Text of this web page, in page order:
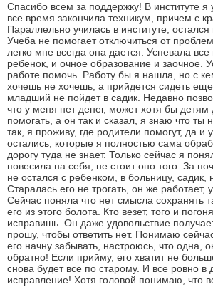
Cпасибо всем за поддержку! В институте я
все время закончила техникум, причем с
Параллельно училась в институте,
Учеба не помогает отключиться от
легко мне всегда она дается. Успевала
ребенок, и очное образование и заочное.
работе помочь. Работу бы я нашла, но с
хочешь не хочешь, а прийдется сидеть
младший не пойдет в садик. Недавно
что у меня нет денег, может хотя бы детям
помогать, а он так и сказал, я знаю что ты
так, я проживу, где родители помогут, да и
остались, которые я полностью сама
дорогу туда не знает. Только сейчас я
повесила на себя, не стоит оно того. За
не остался с ребенком, в больницу, садик,
Старалась его не трогать, он же работает,
Сейчас поняла что нет смысла сохранять
его из этого болота. Кто везет, того и
исправишь. Он даже удовольствие
прошу, чтобы ответить нет. Понимаю
его начну забывать, настроюсь, что одна,
обратно! Если прийму, его хватит не
снова будет все по старому. И все ровно
исправление! Хотя головой понимаю, что